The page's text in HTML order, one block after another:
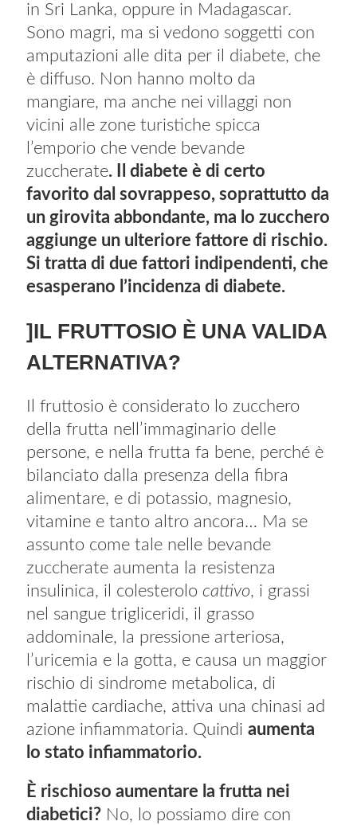
in Sri Lanka, oppure in Madagascar.
Sono magri, ma si vedono soggetti con
amputazioni alle dita per il diabete, che
è diffuso. Non hanno molto da
mangiare, ma anche nei villaggi non
vicini alle zone turistiche spicca
l’emporio che vende bevande
zuccherate. Il diabete è di certo
favorito dal sovrappeso, soprattutto da
un girovita abbondante, ma lo zucchero
aggiunge un ulteriore fattore di rischio.
Si tratta di due fattori indipendenti, che
esasperano l’incidenza di diabete.
]IL FRUTTOSIO È UNA VALIDA
ALTERNATIVA?
Il fruttosio è considerato lo zucchero
della frutta nell’immaginario delle
persone, e nella frutta fa bene, perché è
bilanciato dalla presenza della fibra
alimentare, e di potassio, magnesio,
vitamine e tanto altro ancora… Ma se
assunto come tale nelle bevande
zuccherate aumenta la resistenza
insulinica, il colesterolo cattivo, i grassi
nel sangue trigliceridi, il grasso
addominale, la pressione arteriosa,
l’uricemia e la gotta, e causa un maggior
rischio di sindrome metabolica, di
malattie cardiache, attiva una chinasi ad
azione infiammatoria. Quindi aumenta
lo stato infiammatorio.
È rischioso aumentare la frutta nei
diabetici? No, lo possiamo dire con